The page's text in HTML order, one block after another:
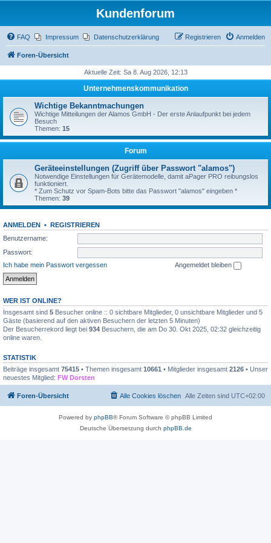
Kundenforum
FAQ Impressum Datenschutzerklärung Anmelden
Registrieren
Foren-Übersicht
Aktuelle Zeit: Sa 8. Aug 2026, 12:13
Unternehmenskommunikation
Wichtige Bekanntmachungen
Wichtige Mitteilungen der Alamos GmbH - Der erste Anlaufpunkt bei jedem
Besuch
Themen: 15
Forum
Geräteeinstellungen (Zugriff über Passwort "alamos")
Notwendige Einstellungen für Gerätemodelle, damit aPager PRO reibungslos
funktioniert.
* Zum Schutz vor Spam-Bots bitte das Passwort "alamos" eingeben *
Themen: 39
ANMELDEN • REGISTRIEREN
Benutzername:
Passwort:
Ich habe mein Passwort vergessen
Angemeldet bleiben
WER IST ONLINE?
Insgesamt sind 5 Besucher online :: 0 sichtbare Mitglieder, 0 unsichtbare Mitglieder und 5
Gäste (basierend auf den aktiven Besuchern der letzten 5 Minuten)
Der Besucherrekord liegt bei 934 Besuchern, die am Do 30. Okt 2025, 02:32 gleichzeitig
online waren.
STATISTIK
Beiträge insgesamt 75415 • Themen insgesamt 10661 • Mitglieder insgesamt 2126 • Unser
neuestes Mitglied: FW Dorsten
Foren-Übersicht Alle Zeiten sind UTC+02:00
Alle Cookies löschen
Powered by phpBB® Forum Software © phpBB Limited
Deutsche Übersetzung durch phpBB.de